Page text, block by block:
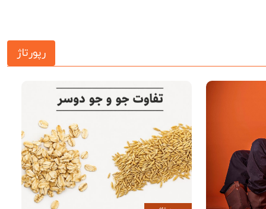
رپورتاژ